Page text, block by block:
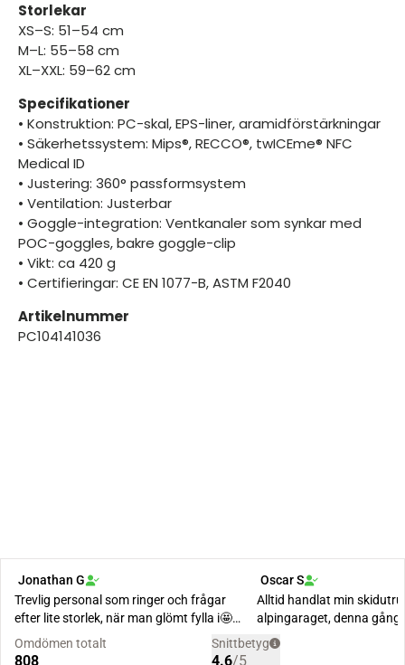
Storlekar
XS–S: 51–54 cm
M–L: 55–58 cm
XL–XXL: 59–62 cm
Specifikationer
• Konstruktion: PC-skal, EPS-liner, aramidförstärkningar
• Säkerhetssystem: Mips®, RECCO®, twICEme® NFC
Medical ID
• Justering: 360° passformsystem
• Ventilation: Justerbar
• Goggle-integration: Ventkanaler som synkar med
POC-goggles, bakre goggle-clip
• Vikt: ca 420 g
• Certifieringar: CE EN 1077-B, ASTM F2040
Artikelnummer
PC104141036